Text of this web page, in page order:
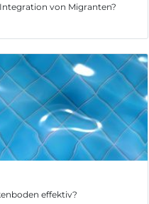
von Migranten?
effektiv?